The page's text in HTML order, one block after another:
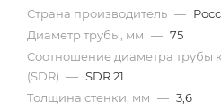
Страна производитель —
Диаметр трубы, мм — 75
Cоотношение диаметра трубы
(SDR) — SDR 21
Толщина стенки, мм — 3,6